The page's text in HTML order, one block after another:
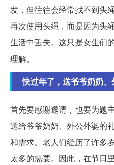
发，但往往会经常找不到头
再次使用头绳，而是因为头
生活中丢失。这只是女生们
理解。
快过年了，送爷爷奶奶
首先要感谢邀请，也要为题
送给爷爷奶奶、外公外婆的
和需求。老人们经历了许多
太多的需要。因此，在节日